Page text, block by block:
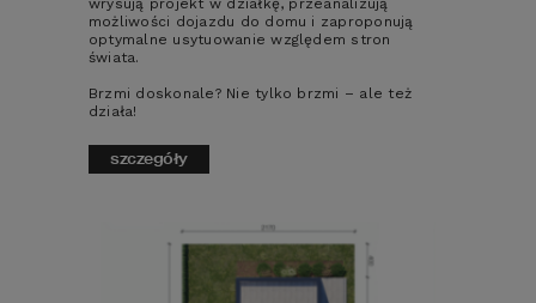
wrysują projekt w działkę, przeanalizują
możliwości dojazdu do domu i zaproponują
optymalne usytuowanie względem stron
świata.
Brzmi doskonale? Nie tylko brzmi – ale też
działa!
szczegóły
OBRÓT 3D
POWIERZCHNIA UŻYTKOWA
42,16
ZOBACZ
LUSTRZANE
POWIERZCHNIA GARAŻU
CENA PROJEKTU: